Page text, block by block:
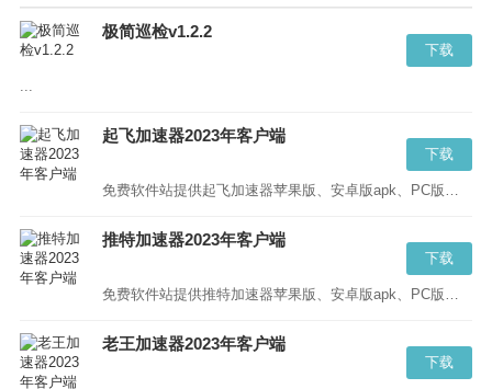
极简巡检v1.2.2
...
下载
起飞加速器2023年客户端
免费软件站提供起飞加速器苹果版、安卓版apk、PC版等版本的下载,起飞加速器蓝奏云、百度云请直接点击“立即下载”...
下载
推特加速器2023年客户端
免费软件站提供推特加速器苹果版、安卓版apk、PC版等版本的下载,推特加速器蓝奏云、百度云请直接点击“立即下载”...
下载
老王加速器2023年客户端
下载